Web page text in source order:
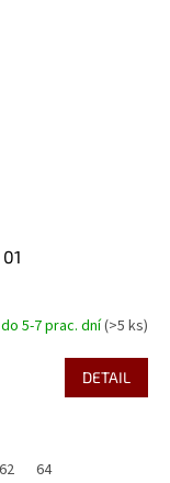
do 5-7 prac. dní(>5 ks)
DETAIL
62 64